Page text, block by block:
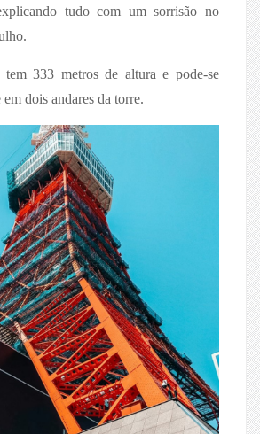
tudo com um sorrisão no
333 metros de altura e pode-se
dois andares da torre.